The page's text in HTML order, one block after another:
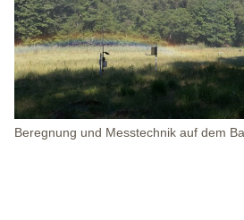
Beregnung und Messtechnik auf dem